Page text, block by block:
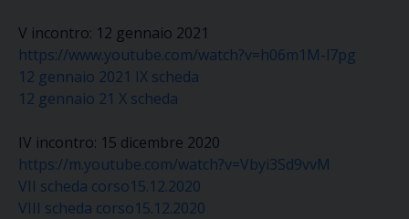
V incontro: 12 gennaio 2021
https://www.youtube.com/watch?v=h06m1M-l7pg
12 gennaio 2021 IX scheda
12 gennaio 21 X scheda
IV incontro: 15 dicembre 2020
https://m.youtube.com/watch?v=Vbyi3Sd9vvM
VII scheda corso15.12.2020
VIII scheda corso15.12.2020